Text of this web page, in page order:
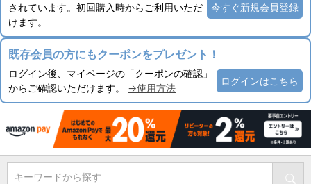
されています。初回購入時からご利用いただ
けます。
今すぐ新規会員登録
既存会員の方にもクーポンをプレゼント！
ログイン後、マイページの「クーポンの確認」
からご確認いただけます。 →使用方法
ログインはこちら
キーワードから探す